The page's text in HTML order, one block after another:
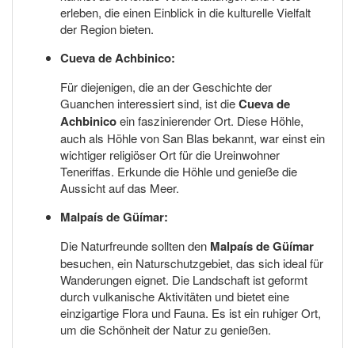
erleben, die einen Einblick in die kulturelle Vielfalt
der Region bieten.
Cueva de Achbinico:
Für diejenigen, die an der Geschichte der
Guanchen interessiert sind, ist dieCueva de
Achbinicoein faszinierender Ort. Diese Höhle,
auch als Höhle von San Blas bekannt, war einst ein
wichtiger religiöser Ort für die Ureinwohner
Teneriffas. Erkunde die Höhle und genieße die
Aussicht auf das Meer.
Malpaís de Güímar:
Die Naturfreunde sollten den Malpaís de Güímar
besuchen, ein Naturschutzgebiet, das sich ideal für
Wanderungen eignet. Die Landschaft ist geformt
durch vulkanische Aktivitäten und bietet eine
einzigartige Flora und Fauna. Es ist ein ruhiger Ort,
um die Schönheit der Natur zu genießen.